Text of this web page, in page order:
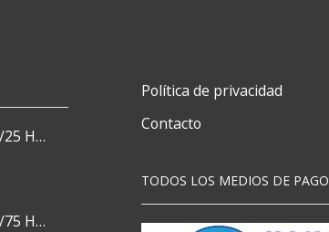
ESPIRAL PLASTICO 7 MM P/25 HJS X50x3000
ESPIRAL PLASTICO 9 MM P/75 HJS X50X2400
Política de privacidad
Contacto
TODOS LOS MEDIOS DE PAGO